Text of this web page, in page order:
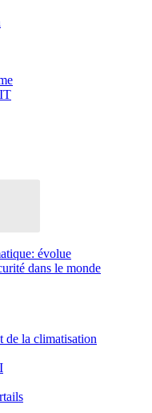
évolue
dans le monde
de la climatisation